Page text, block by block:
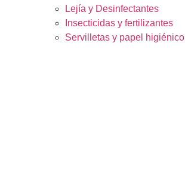
Lejía y Desinfectantes
Insecticidas y fertilizantes
Servilletas y papel higiénico